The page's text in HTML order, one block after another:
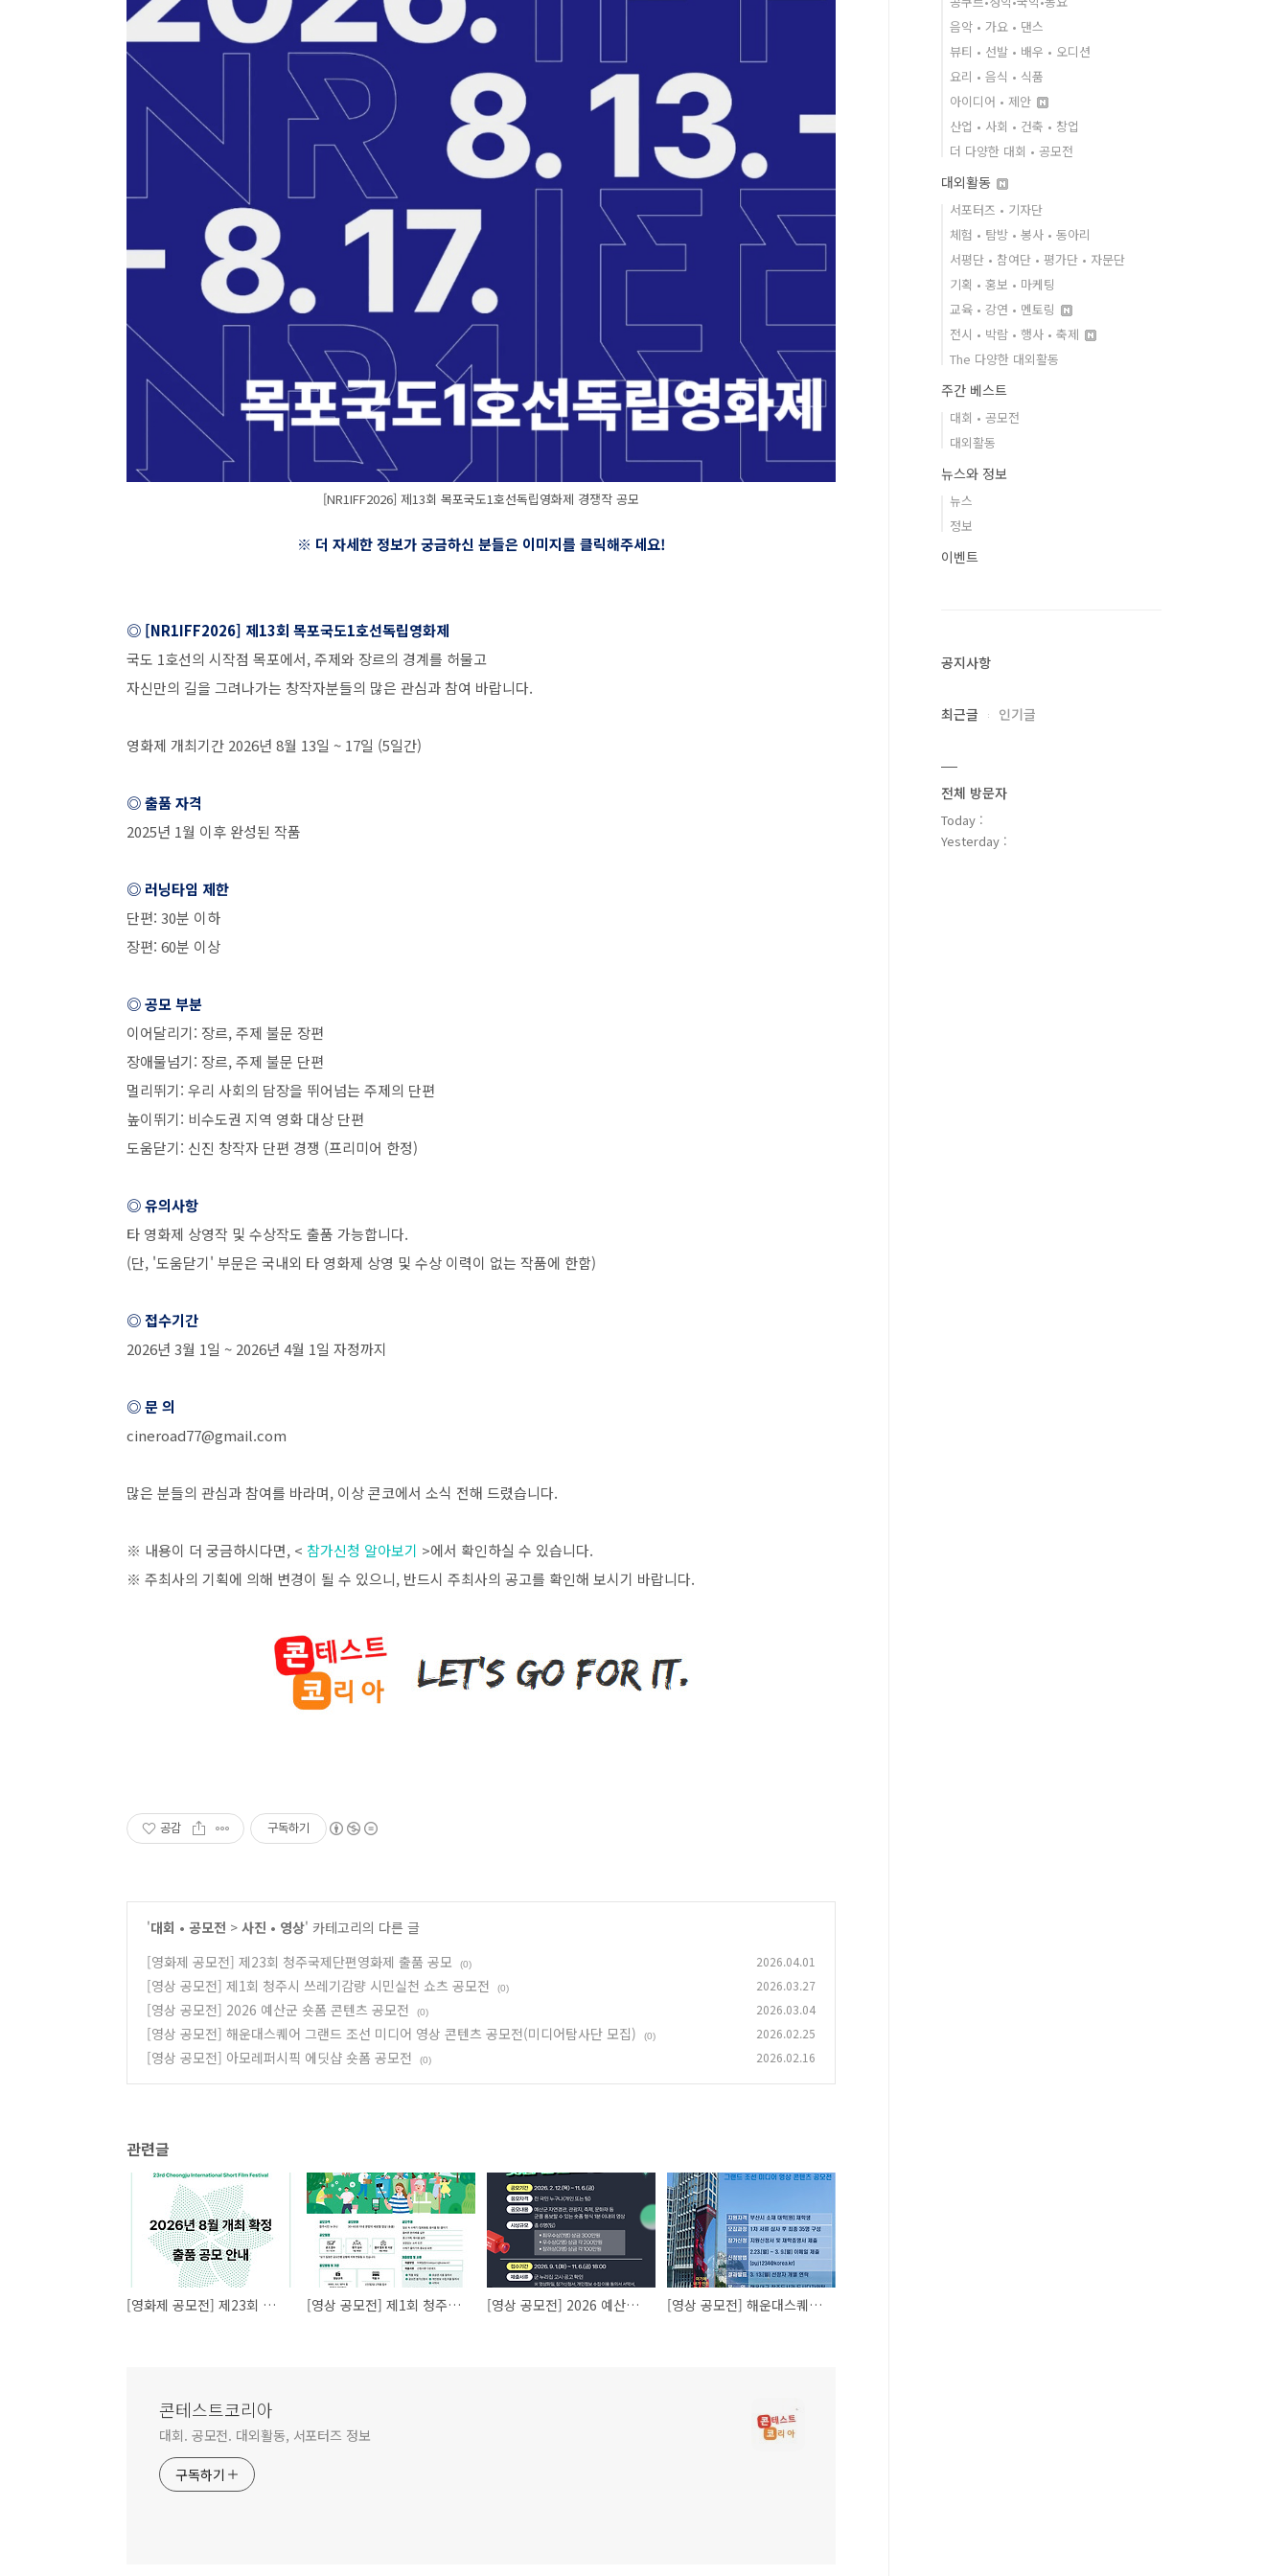
[NR1IFF2026] 제13회 목포국도1호선독립영화제 경쟁작 공모
※ 더 자세한 정보가 궁금하신 분들은 이미지를 클릭해주세요!
◎ [NR1IFF2026] 제13회 목포국도1호선독립영화제
국도 1호선의 시작점 목포에서,주제와 장르의 경계를 허물고
자신만의 길을 그려나가는 창작자분들의 많은 관심과 참여 바랍니다.
영화제 개최기간 2026년 8월 13일 ~ 17일 (5일간)
◎ 출품 자격
2025년 1월 이후 완성된 작품
◎ 러닝타임 제한
단편: 30분 이하
장편: 60분 이상
◎ 공모 부분
이어달리기: 장르,주제 불문 장편
장애물넘기: 장르,주제 불문 단편
멀리뛰기: 우리 사회의 담장을 뛰어넘는 주제의 단편
높이뛰기: 비수도권 지역 영화 대상 단편
도움닫기: 신진 창작자 단편 경쟁 (프리미어 한정)
◎ 유의사항
타 영화제 상영작 및 수상작도 출품 가능합니다.
(단, '도움닫기' 부문은 국내외 타 영화제 상영 및 수상 이력이 없는 작품에 한함)
◎ 접수기간
2026년 3월 1일 ~ 2026년 4월 1일 자정까지
◎ 문 의
cineroad77@gmail.com
많은 분들의 관심과 참여를 바라며, 이상 콘코에서 소식 전해 드렸습니다.
※ 내용이 더 궁금하시다면, < 참가신청 알아보기 >에서 확인하실 수 있습니다.
※ 주최사의 기획에 의해 변경이 될 수 있으니, 반드시 주최사의 공고를 확인해 보시기 바랍니다.
공감 구독하기
'대회 • 공모전 > 사진 • 영상' 카테고리의 다른 글
[영화제 공모전] 제23회 청주국제단편영화제 출품 공모
(0) 2026.04.01
[영상 공모전] 제1회 청주시 쓰레기감량 시민실천 쇼츠 공모전 (0) 2026.03.27
[영상 공모전] 2026 예산군 숏폼 콘텐츠 공모전 (0) 2026.03.04
[영상 공모전] 해운대스퀘어 그랜드 조선 미디어 영상 콘텐츠 공모전(미디어탐사단 모집) (0) 2026.02.25
[영상 공모전] 아모레퍼시픽 에딧샵 숏폼 공모전 (0) 2026.02.16
관련글
[영화제 공모전] 제23회 청주국제단편영화제 출품 공모 [영상 공모전] 제1회 청주시 쓰레기감량 시민실천 쇼츠 공모전 [영상 공모전] 2026 예산군 숏폼 콘텐츠 공모전 [영상 공모전] 해운대스퀘어 그랜드 조선 미디어 영상 콘텐츠 공모전(미디어탐사단 모집)
콘테스트코리아
대회. 공모전. 대외활동, 서포터즈 정보
구독하기
음악 • 가요 • 댄스
뷰티 • 선발 • 배우 • 오디션
요리 • 음식 • 식품
아이디어 • 제안
산업 • 사회 • 건축 • 창업
더 다양한 대회 • 공모전
대외활동
서포터즈 • 기자단
체험 • 탐방 • 봉사 • 동아리
서평단 • 참여단 • 평가단 • 자문단
기획 • 홍보 • 마케팅
교육 • 강연 • 멘토링
전시 • 박람 • 행사 • 축제
The 다양한 대외활동
주간 베스트
대회 • 공모전
대외활동
뉴스와 정보
뉴스
정보
이벤트
공지사항
최근글 인기글
전체 방문자
Today :
Yesterday :